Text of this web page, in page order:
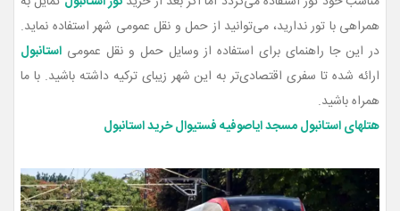
همراهی با تور ندارید، می‌توانید از حمل و نقل عمومی شهر استفاده نماید.
در این جا راهنمای برای استفاده از وسایل حمل و نقل عمومی استانبول
ارائه شده تا سفری اقتصادی‌تر به این شهر زیبای ترکیه داشته باشید. با ما
همراه باشید.
هتلهای استانبولمسجد ایاصوفیهفستیوال خرید استانبول